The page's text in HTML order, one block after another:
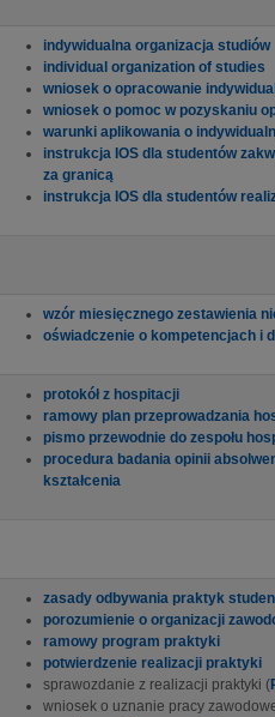
indywidualna organizacja studiów
individual organization of studies
wniosek o opracowanie
wniosek o pomoc w pozyskaniu
warunki aplikowania o
instrukcja IOS dla studentów
za granicą
instrukcja IOS dla studentów
wzór miesięcznego zestawienia
oświadczenie o kompetencjach i
protokół z hospitacji
ramowy plan przeprowadzania
pismo przewodnie do zespołu
procedura badania opinii
kształcenia
zasady odbywania praktyk
porozumienie o organizacji
ramowy program praktyki
potwierdzenie realizacji praktyki
sprawozdanie z realizacji praktyki (
wniosek o uznanie pracy